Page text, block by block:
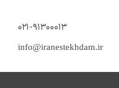
۰۲۱-۹۱۳۰۰۰۱۳
info@iranestekhdam.ir